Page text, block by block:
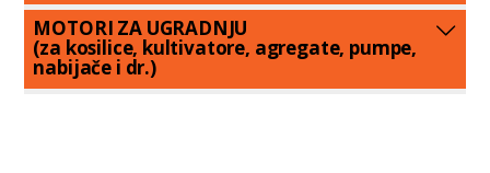
MOTORI ZA UGRADNJU
(za kosilice, kultivatore, agregate, pumpe,
nabijače i dr.)